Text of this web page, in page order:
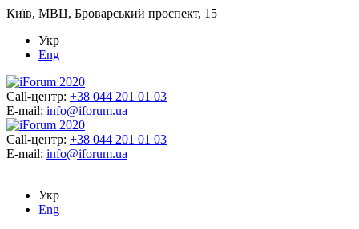
Київ, МВЦ, Броварський проспект, 15
Укр
Eng
Call-центр: +38 044 201 01 03
E-mail: info@iforum.ua
Call-центр: +38 044 201 01 03
E-mail: info@iforum.ua
Укр
Eng